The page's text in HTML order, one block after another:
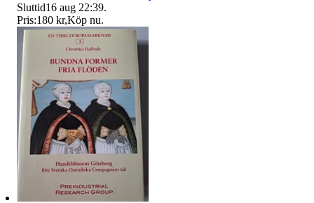
Sluttid16 aug 22:39.
Pris:180 kr,Köp nu.